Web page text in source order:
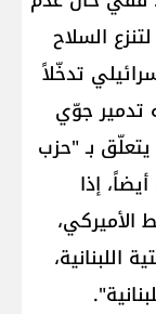
السلاح
تدخّلاً
تدمير جوّي
بـ "حزب
إذا